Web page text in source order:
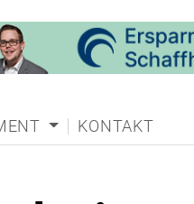
KONTAKT